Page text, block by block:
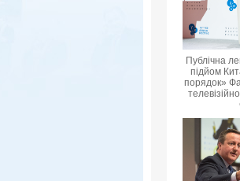
Публічна
підйом
порядок»